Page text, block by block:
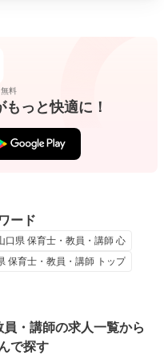
無料
っと快適に！
ード
口県 保育士・教員・講師 心
保育士・教員・講師 トップ
・講師の求人一覧から
で探す